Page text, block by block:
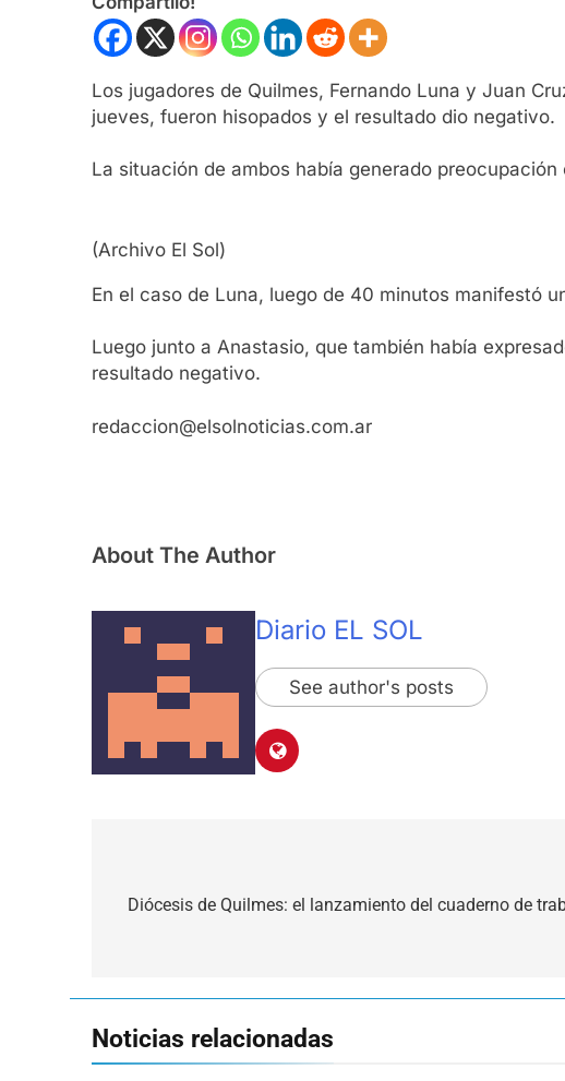
Los jugadores de Quilmes, Fernando Luna y Juan
jueves, fueron hisopados y el resultado dio negativo.
La situación de ambos había generado
(Archivo El Sol)
En el caso de Luna, luego de 40 minutos manifestó
Luego junto a Anastasio, que también había
resultado negativo.
redaccion@elsolnoticias.com.ar
About The Author
Diario EL SOL
See author's posts
de
Diócesis de Quilmes: el lanzamiento del cuaderno de
Noticias relacionadas